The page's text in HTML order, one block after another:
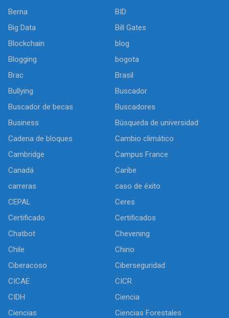
Berna
BID
Big Data
Bill Gates
Blockchain
blog
Blogging
bogota
Brac
Brasil
Bullying
Buscador
Buscador de becas
Buscadores
Business
Búsqueda de universidad
Cadena de bloques
Cambio climático
Cambridge
Campus France
Canadá
Caribe
carreras
caso de éxito
CEPAL
Ceres
Certificado
Certificados
Chatbot
Chevening
Chile
Chino
Ciberacoso
Ciberseguridad
CICAE
CICR
CIDH
Ciencia
Ciencias
Ciencias Forestales